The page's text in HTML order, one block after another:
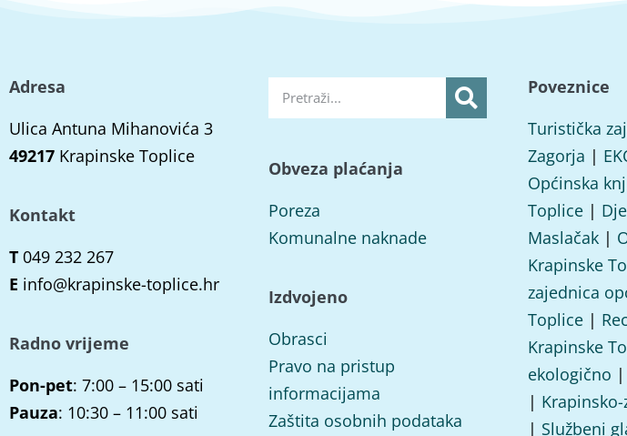
Adresa
Ulica Antuna Mihanovića 3
49217 Krapinske Toplice
Kontakt
T 049 232 267
E info@krapinske-toplice.hr
Radno vrijeme
Pon-pet: 7:00 – 15:00 sati
Pauza: 10:30 – 11:00 sati
Obveza plaćanja
Poreza
Komunalne naknade
Izdvojeno
Obrasci
Pravo na pristup
informacijama
Zaštita osobnih podataka
Poveznice
Turistička
Zagorja |
Općinska
Toplice |
Maslačak |
Krapinske
zajednica
Toplice |
Krapinske
ekologično |
|
| Službeni